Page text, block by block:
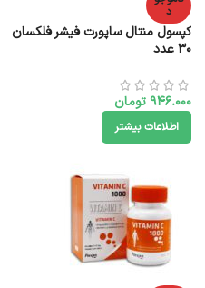
د
کپسول منتال ساپورت فیشر فلکسان
۳۰ عدد
946.000 تومان
اطلاعات بیشتر